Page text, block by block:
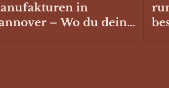
in
– Wo du dein